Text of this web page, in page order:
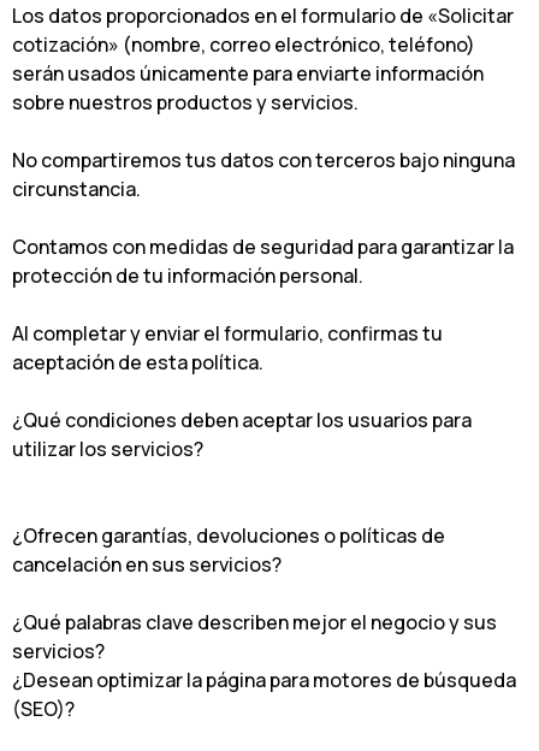
Los datos proporcionados en el formulario de «Solicitar
cotización» (nombre, correo electrónico, teléfono)
serán usados únicamente para enviarte información
sobre nuestros productos y servicios.
No compartiremos tus datos con terceros bajo ninguna
circunstancia.
Contamos con medidas de seguridad para garantizar la
protección de tu información personal.
Al completar y enviar el formulario, confirmas tu
aceptación de esta política.
¿Qué condiciones deben aceptar los usuarios para
utilizar los servicios?
¿Ofrecen garantías, devoluciones o políticas de
cancelación en sus servicios?
¿Qué palabras clave describen mejor el negocio y sus
servicios?
¿Desean optimizar la página para motores de búsqueda
(SEO)?